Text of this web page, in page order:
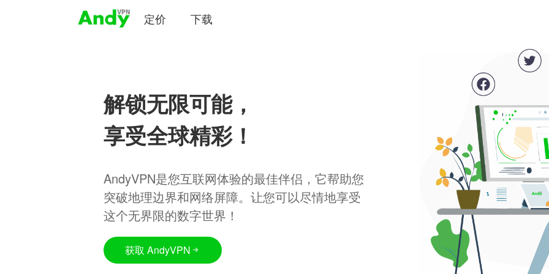
定价 下载
解锁无限可能，
享受全球精彩！
AndyVPN是您互联网体验的最佳伴侣，它帮助您
突破地理边界和网络屏障。让您可以尽情地享受
这个无界限的数字世界！
获取 AndyVPN